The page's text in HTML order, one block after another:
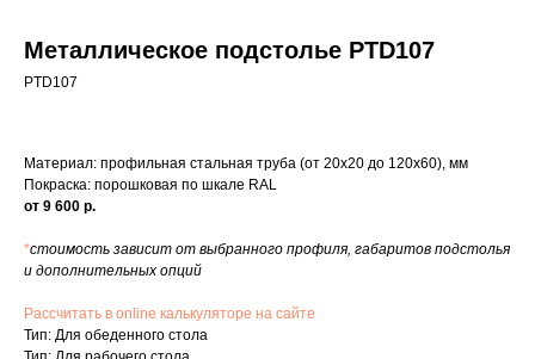
Металлическое подстолье PTD107
PTD107
Материал: профильная стальная труба (от 20х20 до 120х60), мм
Покраска: порошковая по шкале RAL
от 9 600 р.
*стоимость зависит от выбранного профиля, габаритов подстолья
и дополнительных опций
Рассчитать в online калькуляторе на сайте
Тип: Для обеденного стола